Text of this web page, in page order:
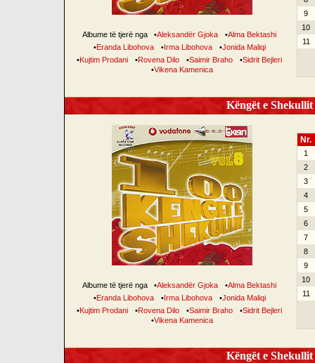
Albume të tjerë nga •Aleksandër Gjoka •Alma Bektashi
•Eranda Libohova •Irma Libohova •Jonida Maliqi
•Kujtim Prodani •Rovena Dilo •Saimir Braho •Sidrit Bejleri
•Vikena Kamenica
9
10
11
Këngët e
Albume të tjerë nga •Aleksandër Gjoka •Alma Bektashi
•Eranda Libohova •Irma Libohova •Jonida Maliqi
•Kujtim Prodani •Rovena Dilo •Saimir Braho •Sidrit Bejleri
•Vikena Kamenica
Nr.
1
2
3
4
5
6
7
8
9
10
11
Këngët e